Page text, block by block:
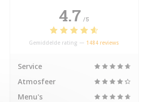
4.7 /5
Gemiddelde rating — 1484 reviews
Service
Atmosfeer
Menu's